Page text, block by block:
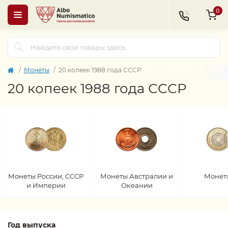
0
Монеты 20 копеек 1988 года СССР
20 копеек 1988 года СССР
Монеты России, СССР
и Империи
Монеты Австралии и
Океании
Год выпуска